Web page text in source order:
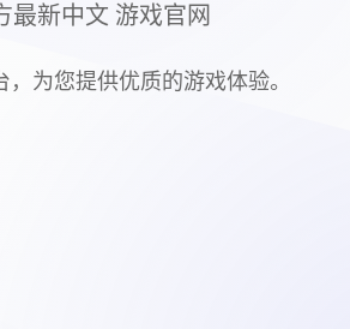
新中文 游戏官网
为您提供优质的游戏体验。